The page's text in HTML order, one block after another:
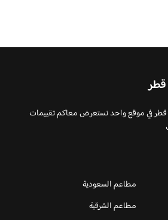
في موقع واحد نستعرض معاكم تقييمات
مطاعم السعودية
مطاعم الشرقية